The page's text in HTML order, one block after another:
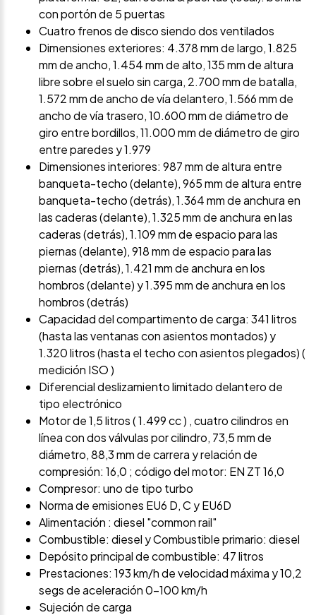
con portón de 5 puertas
Cuatro frenos de disco siendo dos ventilados
Dimensiones exteriores: 4.378 mm de largo, 1.825
mm de ancho, 1.454 mm de alto, 135 mm de altura
libre sobre el suelo sin carga, 2.700 mm de batalla,
1.572 mm de ancho de vía delantero, 1.566 mm de
ancho de vía trasero, 10.600 mm de diámetro de
giro entre bordillos, 11.000 mm de diámetro de giro
entre paredes y 1.979
Dimensiones interiores: 987 mm de altura entre
banqueta-techo (delante), 965 mm de altura entre
banqueta-techo (detrás), 1.364 mm de anchura en
las caderas (delante), 1.325 mm de anchura en las
caderas (detrás), 1.109 mm de espacio para las
piernas (delante), 918 mm de espacio para las
piernas (detrás), 1.421 mm de anchura en los
hombros (delante) y 1.395 mm de anchura en los
hombros (detrás)
Capacidad del compartimento de carga: 341 litros
(hasta las ventanas con asientos montados) y
1.320 litros (hasta el techo con asientos plegados) (
medición ISO )
Diferencial deslizamiento limitado delantero de
tipo electrónico
Motor de 1,5 litros ( 1.499 cc ) , cuatro cilindros en
línea con dos válvulas por cilindro, 73,5 mm de
diámetro, 88,3 mm de carrera y relación de
compresión: 16,0 ; código del motor: EN ZT 16,0
Compresor: uno de tipo turbo
Norma de emisiones EU6 D, C y EU6D
Alimentación : diesel "common rail"
Combustible: diesel y Combustible primario: diesel
Depósito principal de combustible: 47 litros
Prestaciones: 193 km/h de velocidad máxima y 10,2
segs de aceleración 0-100 km/h
Sujeción de carga